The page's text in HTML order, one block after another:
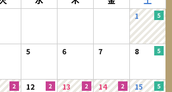
め注意事項をよくご確認いただき、正確な情報
において登録し、記入漏れや誤りにより、会員
も、当社は一切の責任を負わないものとしま
員として有する権利を第三者に譲渡若しくは使
変更、質権の設定その他の担保に供する等の行
1
5 6 7 8
12 13 14 15